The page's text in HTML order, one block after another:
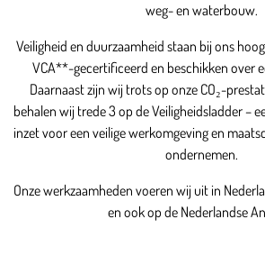
weg- en waterbouw.
Veiligheid en duurzaamheid staan bij ons
VCA**-gecertificeerd en beschikken over
Daarnaast zijn wij trots op onze CO₂-
behalen wij trede 3 op de Veiligheidsladder –
inzet voor een veilige werkomgeving en
ondernemen.
Onze werkzaamheden voeren wij uit in
en ook op de Nederlandse